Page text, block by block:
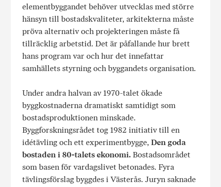
elementbyggandet behöver utvecklas med större
hänsyn till bostadskvaliteter, arkitekterna måste
pröva alternativ och projekteringen måste få
tillräcklig arbetstid. Det är påfallande hur brett
hans program var och hur det innefattar
samhällets styrning och byggandets organisation.
Under andra halvan av 1970-talet ökade
byggkostnaderna dramatiskt samtidigt som
bostadsproduktionen minskade.
Byggforskningsrådet tog 1982 initiativ till en
idétävling och ett experimentbygge, Den goda
bostaden i 80-talets ekonomi.Bostadsområdet
som basen för vardagslivet betonades. Fyra
tävlingsförslag byggdes i Västerås. Juryn saknade